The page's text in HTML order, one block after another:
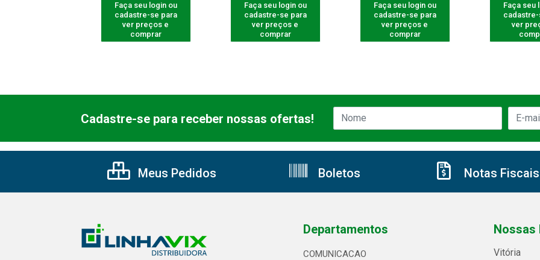
Faça seu login ou
cadastre-se para
ver preços e
comprar
Faça seu login ou
cadastre-se para
ver preços e
comprar
Faça seu login ou
cadastre-se para
ver preços e
comprar
Faça seu
ver
Cadastre-se para receber nossas ofertas!
Meus Pedidos Boletos Notas Fiscais
Departamentos
COMUNICACAO
Nossas
Vitória